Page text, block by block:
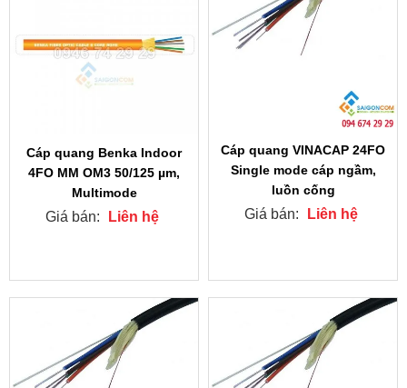
Cáp quang Benka Indoor
4FO MM OM3 50/125 µm,
Multimode
Giá bán: Liên hệ
Cáp quang VINACAP 24FO
Single mode cáp ngầm,
luồn cống
Giá bán: Liên hệ